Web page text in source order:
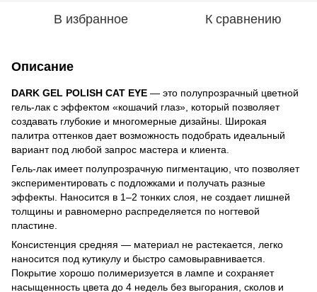
В избранное К сравнению
Описание
DARK GEL POLISH CAT EYE — это полупрозрачный цветной
гель-лак с эффектом «кошачий глаз», который позволяет
создавать глубокие и многомерные дизайны. Широкая
палитра оттенков дает возможность подобрать идеальный
вариант под любой запрос мастера и клиента.
Гель-лак имеет полупрозрачную пигментацию, что позволяет
экспериментировать с подложками и получать разные
эффекты. Наносится в 1–2 тонких слоя, не создает лишней
толщины и равномерно распределяется по ногтевой
пластине.
Консистенция средняя — материал не растекается, легко
наносится под кутикулу и быстро самовыравнивается.
Покрытие хорошо полимеризуется в лампе и сохраняет
насыщенность цвета до 4 недель без выгорания, сколов и